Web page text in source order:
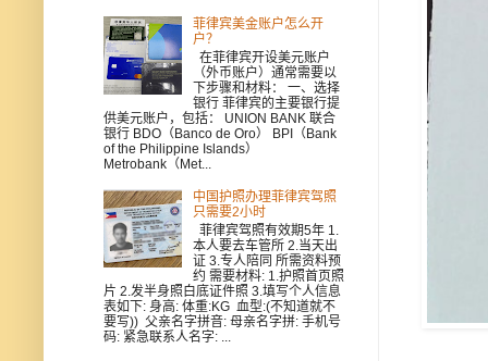
菲律宾美金账户怎么开
户？
在菲律宾开设美元账户
（外币账户）通常需要以
下步骤和材料： 一、选择
银行 菲律宾的主要银行提
供美元账户，包括： UNION BANK 联合
银行 BDO（Banco de Oro） BPI（Bank
of the Philippine Islands）
Metrobank（Met...
中国护照办理菲律宾驾照
只需要2小时
菲律宾驾照有效期5年 1.
本人要去车管所 2.当天出
证 3.专人陪同 所需资料预
约 需要材料: 1.护照首页照
片 2.发半身照白底证件照 3.填写个人信息
表如下: 身高: 体重:KG 血型:(不知道就不
要写)) 父亲名字拼音: 母亲名字拼: 手机号
码: 紧急联系人名字: ...